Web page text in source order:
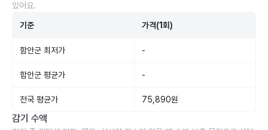
있어요.
기준 가격(1회)
함안군 최저가 -
함안군 평균가 -
전국 평균가 75,890원
감기 수액